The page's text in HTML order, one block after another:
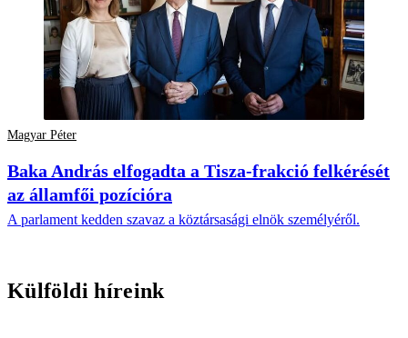
Magyar Péter
Baka András elfogadta a Tisza-frakció felkérését
az államfői pozícióra
A parlament kedden szavaz a köztársasági elnök személyéről.
Külföldi híreink